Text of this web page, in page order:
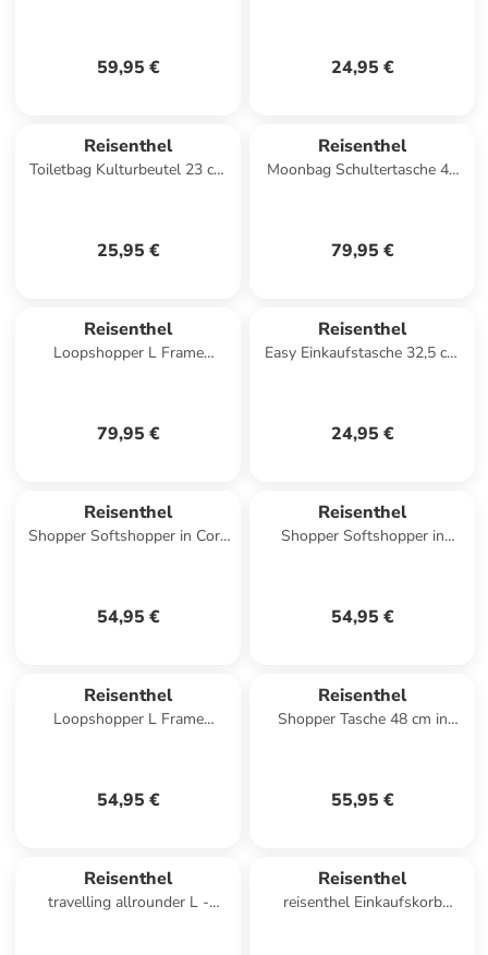
59,95 € 24,95 €
Reisenthel
Toiletbag Kulturbeutel 23 cm
25,95 €
Reisenthel
Moonbag Schultertasche 48
79,95 €
Reisenthel
Loopshopper L Frame
79,95 €
Reisenthel
Easy Einkaufstasche 32,5 cm
24,95 €
Reisenthel
Shopper Softshopper in Cord
54,95 €
Reisenthel
Shopper Softshopper in
54,95 €
Reisenthel
Loopshopper L Frame
54,95 €
Reisenthel
Shopper Tasche 48 cm in
55,95 €
Reisenthel
travelling allrounder L -
Reisenthel
reisenthel Einkaufskorb